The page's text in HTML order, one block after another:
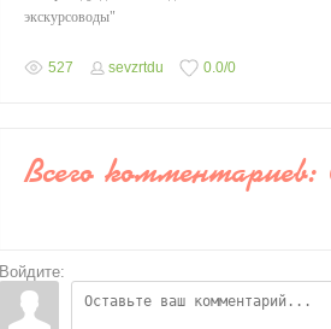
экскурсоводы"
527 sevzrtdu 0.0/0
Всего комментариев:
Войдите: